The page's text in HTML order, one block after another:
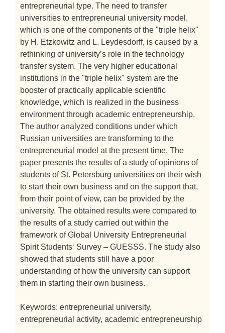
entrepreneurial type. The need to transfer
universities to entrepreneurial university model,
which is one of the components of the "triple helix"
by H. Etzkowitz and L. Leydesdorff, is caused by a
rethinking of university’s role in the technology
transfer system. The very higher educational
institutions in the "triple helix" system are the
booster of practically applicable scientific
knowledge, which is realized in the business
environment through academic entrepreneurship.
The author analyzed conditions under which
Russian universities are transforming to the
entrepreneurial model at the present time. The
paper presents the results of a study of opinions of
students of St. Petersburg universities on their wish
to start their own business and on the support that,
from their point of view, can be provided by the
university. The obtained results were compared to
the results of a study carried out within the
framework of Global University Entrepreneurial
Spirit Students‘ Survey – GUESSS. The study also
showed that students still have a poor
understanding of how the university can support
them in starting their own business.
Keywords: entrepreneurial university,
entrepreneurial activity, academic entrepreneurship